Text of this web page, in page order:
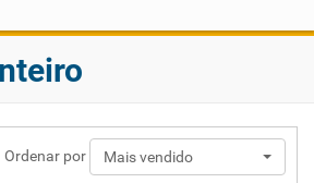
Ordenar por Mais vendido